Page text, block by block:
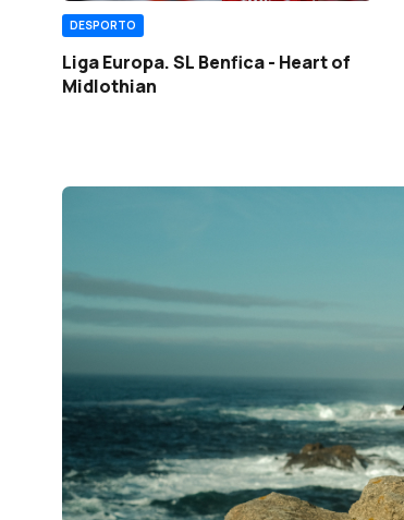
DESPORTO
Liga Europa. SL Benfica - Heart of
Midlothian